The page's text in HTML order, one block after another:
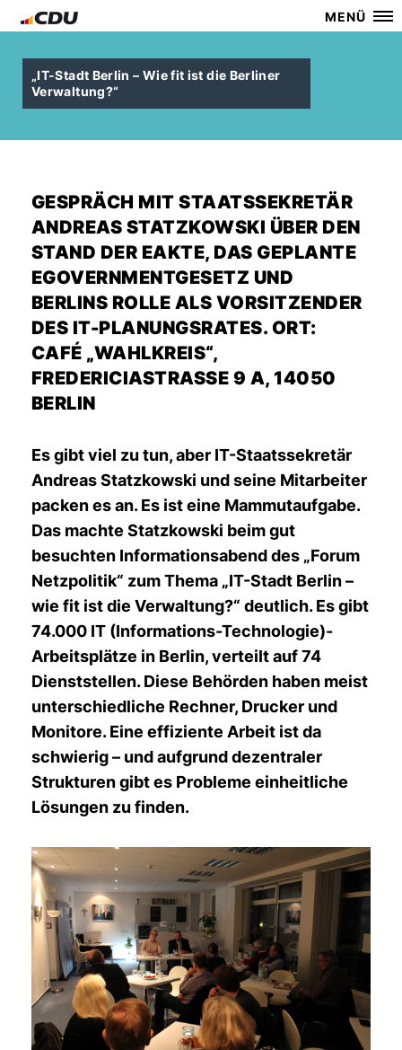
MENÜ
IT-Stadt Berlin – Wie fit ist die Berliner
Verwaltung?“
GESPRÄCH MIT STAATSSEKRETÄR
ANDREAS STATZKOWSKI ÜBER DEN
STAND DER EAKTE, DAS GEPLANTE
EGOVERNMENTGESETZ UND
BERLINS ROLLE ALS VORSITZENDER
DES IT-PLANUNGSRATES. ORT:
CAFÉ „WAHLKREIS“,
FREDERICIASTRASSE 9 A, 14050 B
ERLIN
Es gibt viel zu tun, aber IT-Staatssekretär
Andreas Statzkowski und seine Mitarbeiter
packen es an. Es ist eine Mammutaufgabe.
Das machte Statzkowski beim gut
besuchten Informationsabend des „Forum
Netzpolitik“ zum Thema „IT-Stadt Berlin –
wie fit ist die Verwaltung?“ deutlich. Es gibt
74.000 IT (Informations-Technologie)-
Arbeitsplätze in Berlin, verteilt auf 74
Dienststellen. Diese Behörden haben meist
unterschiedliche Rechner, Drucker und
Monitore. Eine effiziente Arbeit ist da
schwierig – und aufgrund dezentraler
Strukturen gibt es Probleme einheitliche
Lösungen zu finden.